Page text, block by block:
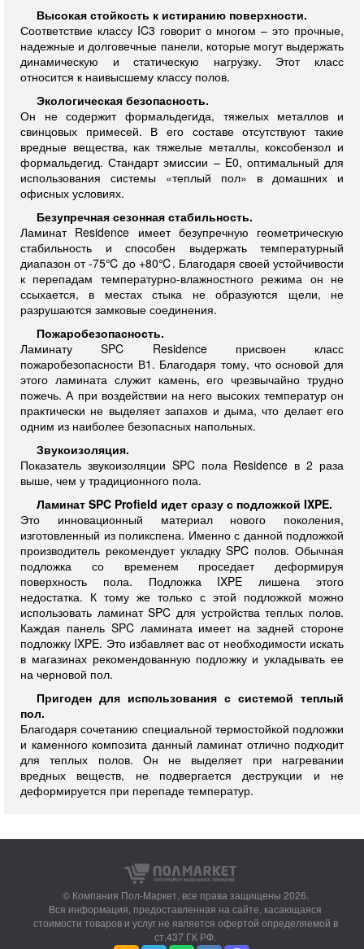
Высокая стойкость к истиранию поверхности.
Соответствие классу IC3 говорит о многом – это прочные,
надежные и долговечные панели, которые могут выдержать
динамическую и статическую нагрузку. Этот класс
относится к наивысшему классу полов.
Экологическая безопасность.
Он не содержит формальдегида, тяжелых металлов и
свинцовых примесей. В его составе отсутствуют такие
вредные вещества, как тяжелые металлы, коксобензол и
формальдегид. Стандарт эмиссии – E0, оптимальный для
использования системы «теплый пол» в домашних и
офисных условиях.
Безупречная сезонная стабильность.
Ламинат Residence имеет безупречную геометрическую
стабильность и способен выдержать температурный
диапазон от -75℃ до +80℃. Благодаря своей устойчивости
к перепадам температурно-влажностного режима он не
ссыхается, в местах стыка не образуются щели, не
разрушаются замковые соединения.
Пожаробезопасность.
Ламинату SPC Residence присвоен класс
пожаробезопасности В1. Благодаря тому, что основой для
этого ламината служит камень, его чрезвычайно трудно
пожечь. А при воздействии на него высоких температур он
практически не выделяет запахов и дыма, что делает его
одним из наиболее безопасных напольных.
Звукоизоляция.
Показатель звукоизоляции SPC пола Residence в 2 раза
выше, чем у традиционного пола.
Ламинат SPC Profield идет сразу с подложкой IXPE.
Это инновационный материал нового поколения,
изготовленный из поликспена. Именно с данной подложкой
производитель рекомендует укладку SPC полов. Обычная
подложка со временем проседает деформируя
поверхность пола. Подложка IXPE лишена этого
недостатка. К тому же только с этой подложкой можно
использовать ламинат SPC для устройства теплых полов.
Каждая панель SPC ламината имеет на задней стороне
подложку IXPE. Это избавляет вас от необходимости искать
в магазинах рекомендованную подложку и укладывать ее
на черновой пол.
Пригоден для использования с системой теплый
пол.
Благодаря сочетанию специальной термостойкой подложки
и каменного композита данный ламинат отлично подходит
для теплых полов. Он не выделяет при нагревании
вредных веществ, не подвергается деструкции и не
деформируется при перепаде температур.
© Компания Пол-Маркет, все права защищены 2026.
Вся информация, предоставленная на сайте, касающаяся
стоимости товаров и услуг не является офертой определяемой в
ст.437 ГК РФ.